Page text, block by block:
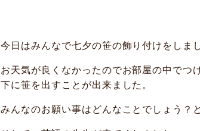
今日はみんなで七夕の笹の飾り付けをしま
お天気が良くなかったのでお部屋の中でつ
下に笹を出すことが出来ました。
みんなのお願い事はどんなことでしょう？